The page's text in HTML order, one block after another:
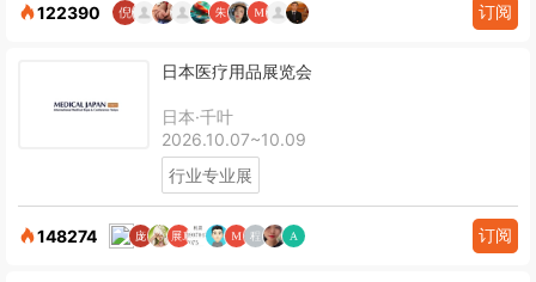
122390 订阅
日本医疗用品展览会
日本·千叶
2026.10.07~10.09
行业专业展
148274 订阅